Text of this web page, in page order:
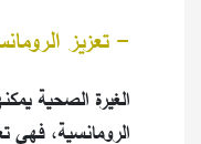
- تعزيز
الغيرة الصحية
الرومانسية، فهي